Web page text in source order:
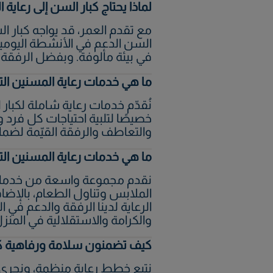
لماذا يحتاج كبار السن إلى
مع تقدم العمر، قد يواجه كبار
السن الدعم في الأنشطة
في بيئة مألوفة. وبفضل
ما هي خدمات رعاية المسنين
نُقدّم خدمات رعاية شاملة
خصيصًا لتلبية احتياجات كل فرد
والتعاطف والرفقة القيّمة
ما هي خدمات رعاية المسنين
نقدم مجموعة واسعة من خدمات
الملابس وتناول الطعام،
الرعاية لدينا الرفقة والدعم
والكرامة والاستقلالية في
كيف تضمنون سلامة ورفاهية
نتبع خطط رعاية منظمة،